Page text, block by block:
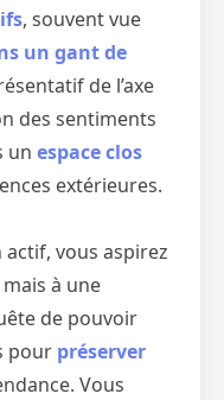
, souvent vue
un gant de
de l’axe
des sentiments
un espace clos
extérieures.
vous aspirez
à une
de pouvoir
pour préserver
Vous